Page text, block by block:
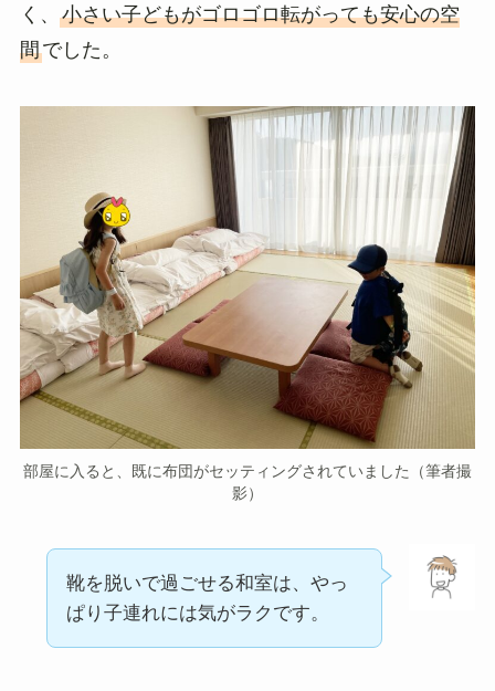
く、 小さい子どもがゴロゴロ転がっても安心の空
間でした。
部屋に入ると、既に布団がセッティングされていました（筆者撮
影）
靴を脱いで過ごせる和室は、やっ
ぱり子連れには気がラクです。